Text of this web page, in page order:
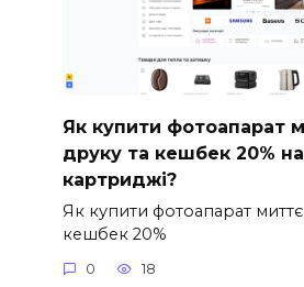
Як купити фотоапарат
друку та кешбек 20% на
картриджі?
Як купити фотоапарат
кешбек 20%
0 18